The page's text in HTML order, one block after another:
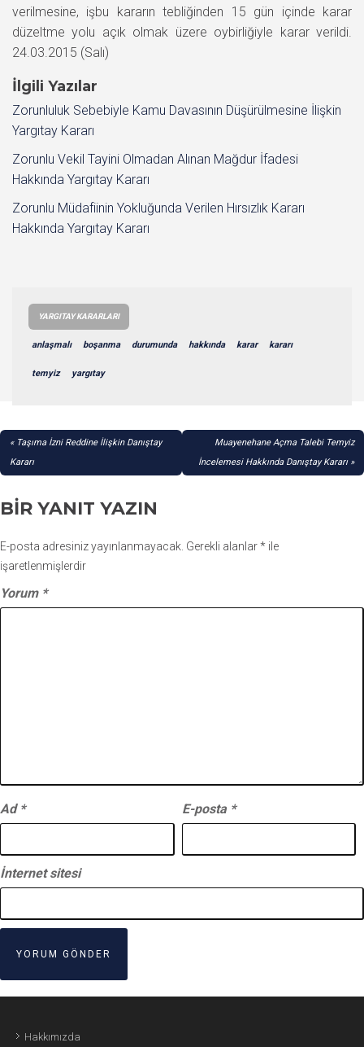
verilmesine, işbu kararın tebliğinden 15 gün içinde karar
düzeltme yolu açık olmak üzere oybirliğiyle karar verildi.
24.03.2015 (Salı)
İlgili Yazılar
Zorunluluk Sebebiyle Kamu Davasının Düşürülmesine İlişkin
Yargıtay Kararı
Zorunlu Vekil Tayini Olmadan Alınan Mağdur İfadesi
Hakkında Yargıtay Kararı
Zorunlu Müdafiinin Yokluğunda Verilen Hırsızlık Kararı
Hakkında Yargıtay Kararı
YARGITAY KARARLARI
anlaşmalı boşanma durumunda hakkında karar kararı
temyiz yargıtay
YAZI
GEZINMESI
Taşıma İzni Reddine İlişkin Danıştay
Kararı
Muayenehane Açma Talebi Temyiz
İncelemesi Hakkında Danıştay Kararı
BIR YANIT YAZIN
E-posta adresiniz yayınlanmayacak. Gerekli alanlar* ile
işaretlenmişlerdir
Yorum *
Ad * E-posta *
İnternet sitesi
Hakkımızda